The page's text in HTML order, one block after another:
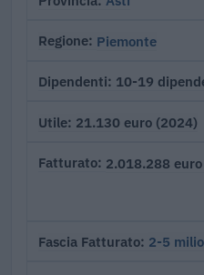
Regione Piemonte
Dipendenti 10-19
Utile 21.130 euro (2024)
Fatturato 2.018.288
Fascia Fatturato 2-5